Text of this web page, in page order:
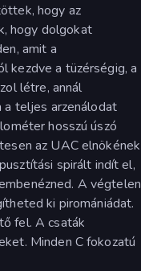
hogy az
hogy dolgokat
amit a
kezdve a tüzérségig, a
létre, annál
teljes arzenálodat
hosszú úszó
az UAC elnökének
spirált indít el,
A végtelen
ki piromániádat.
fel. A csaták
Minden C fokozatú